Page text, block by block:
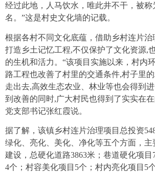
经过此地，人马饮水，唯此井不干，被称
名。”这是村史文化墙的记载。
根据各村不同文化底蕴，借助乡村连片治
打造乡土记忆工程,不仅保护了文化资源,
的生机和活力。“该项目实施以来，村内
路工程也改善了村里的交通条件,村子里
走出去,高效生态农业、林业等也会得到
到改善的同时,广大村民也得到了实实在
党支部书记张红霞说。
据了解，该镇乡村连片治理项目总投资
绿化、亮化、美化、净化等五个方面，主
建设，总硬化道路3863米；巷道硬化项目
4个；村容美化项目5个；村内亮化项目5